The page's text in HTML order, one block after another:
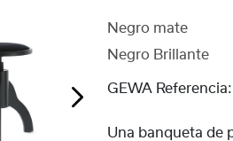
Negro mate
Negro Brillante
GEWA Referencia:
Una banqueta de